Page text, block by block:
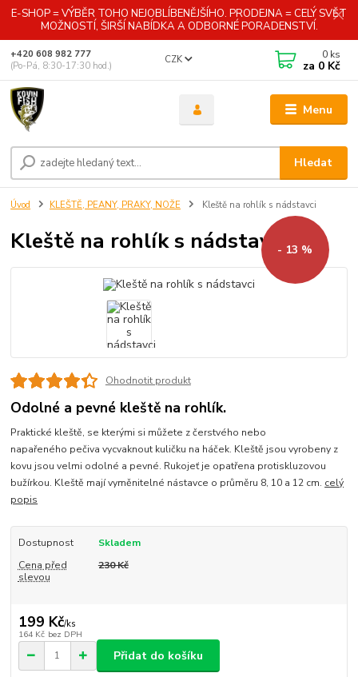
E-SHOP = VÝBĚR TOHO NEJOBLÍBENĚJŠÍHO. PRODEJNA = CELÝ SVĚT
MOŽNOSTÍ, ŠIRŠÍ NABÍDKA A ODBORNÉ PORADENSTVÍ.
Menu
CZK
Hledat
+420 608 982 777
(Po-Pá, 8:30-17:30 hod.)
0 ks
za 0 Kč
Úvod KLEŠTĚ, PEANY, PRAKY, NOŽE Kleště na rohlík s nádstavci
Kleště na rohlík s nádstavci - 13 %
Ohodnotit produkt
Odolné a pevné kleště na rohlík.
Praktické kleště, se kterými si můžete z čerstvého nebo
napařeného pečiva vycvaknout kuličku na háček. Kleště jsou vyrobeny z
kovu jsou velmi odolné a pevné. Rukojeť je opatřena protiskluzovou
bužírkou. Kleště mají vyměnitelné nástavce o průměru 8, 10 a 12 cm. celý
popis
Dostupnost
Skladem
Cena před
slevou
230 Kč
199 Kč/ks
164 Kč bez DPH
Přidat do košíku